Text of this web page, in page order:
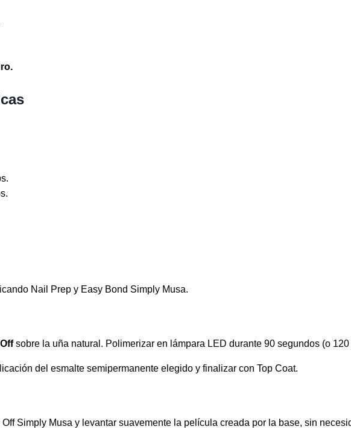
Nail Prep y Easy Bond Simply Musa.
sobre la uña natural. Polimerizar en lámpara LED durante 90 segundos (o
del esmalte semipermanente elegido y finalizar con Top Coat.
Simply Musa y levantar suavemente la película creada por la base, sin